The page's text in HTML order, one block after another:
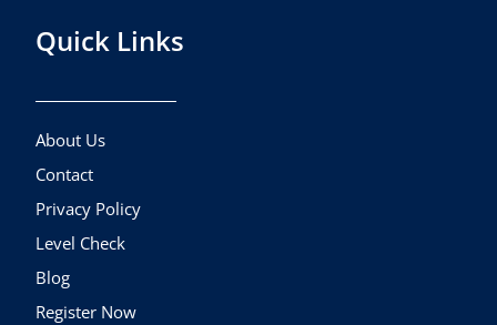
Quick Links
About Us
Contact
Privacy Policy
Level Check
Blog
Register Now